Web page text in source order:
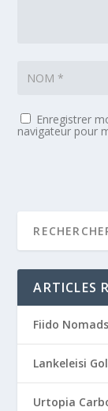
Enregistrer
navigateur pour
ARTICLES
Fiido
Lankeleisi
Urtopia